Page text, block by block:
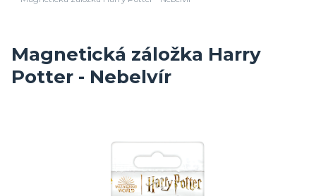
Magnetická záložka Harry
Potter - Nebelvír